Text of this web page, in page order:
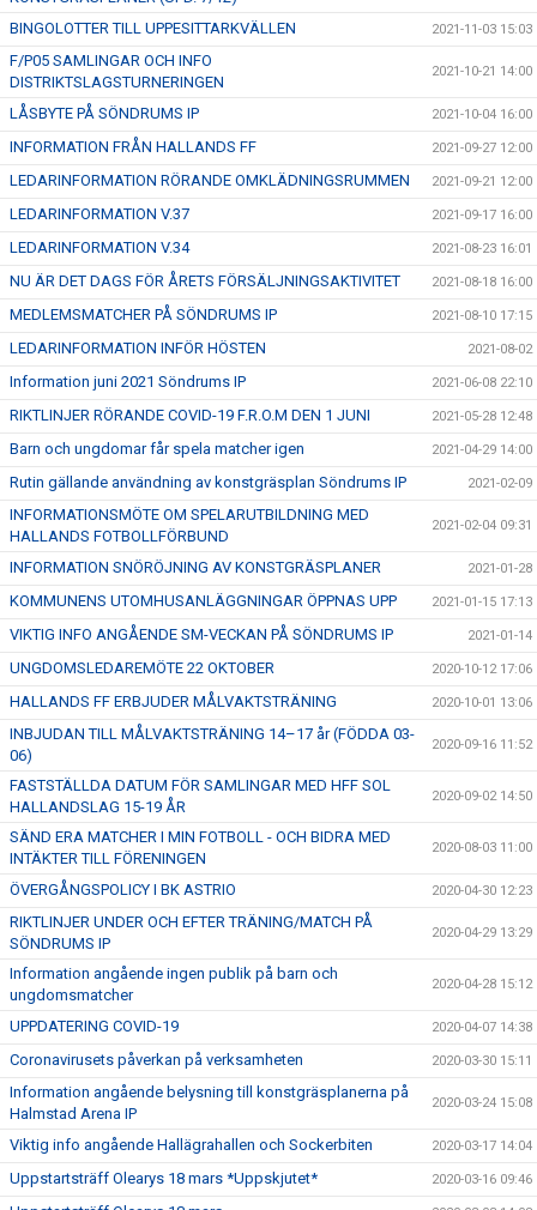
BINGOLOTTER TILL UPPESITTARKVÄLLEN
2021-11-03 15:03
F/P05 SAMLINGAR OCH INFO
DISTRIKTSLAGSTURNERINGEN
2021-10-21 14:00
LÅSBYTE PÅ SÖNDRUMS IP 2021-10-04 16:00
INFORMATION FRÅN HALLANDS FF 2021-09-27 12:00
LEDARINFORMATION RÖRANDE OMKLÄDNINGSRUMMEN 2021-09-21 12:00
LEDARINFORMATION V.37 2021-09-17 16:00
LEDARINFORMATION V.34 2021-08-23 16:01
NU ÄR DET DAGS FÖR ÅRETS FÖRSÄLJNINGSAKTIVITET 2021-08-18 16:00
MEDLEMSMATCHER PÅ SÖNDRUMS IP 2021-08-10 17:15
LEDARINFORMATION INFÖR HÖSTEN 2021-08-02
Information juni 2021 Söndrums IP 2021-06-08 22:10
RIKTLINJER RÖRANDE COVID-19 F.R.O.M DEN 1 JUNI 2021-05-28 12:48
Barn och ungdomar får spela matcher igen 2021-04-29 14:00
Rutin gällande användning av konstgräsplan Söndrums IP 2021-02-09
INFORMATIONSMÖTE OM SPELARUTBILDNING MED
HALLANDS FOTBOLLFÖRBUND
2021-02-04 09:31
INFORMATION SNÖRÖJNING AV KONSTGRÄSPLANER 2021-01-28
KOMMUNENS UTOMHUSANLÄGGNINGAR ÖPPNAS UPP 2021-01-15 17:13
VIKTIG INFO ANGÅENDE SM-VECKAN PÅ SÖNDRUMS IP 2021-01-14
UNGDOMSLEDAREMÖTE 22 OKTOBER 2020-10-12 17:06
HALLANDS FF ERBJUDER MÅLVAKTSTRÄNING 2020-10-01 13:06
INBJUDAN TILL MÅLVAKTSTRÄNING 14–17 år (FÖDDA 03-
06)
2020-09-16 11:52
FASTSTÄLLDA DATUM FÖR SAMLINGAR MED HFF SOL
HALLANDSLAG 15-19 ÅR
2020-09-02 14:50
SÄND ERA MATCHER I MIN FOTBOLL - OCH BIDRA MED
INTÄKTER TILL FÖRENINGEN
2020-08-03 11:00
ÖVERGÅNGSPOLICY I BK ASTRIO 2020-04-30 12:23
RIKTLINJER UNDER OCH EFTER TRÄNING/MATCH PÅ
SÖNDRUMS IP
2020-04-29 13:29
Information angående ingen publik på barn och
ungdomsmatcher
2020-04-28 15:12
UPPDATERING COVID-19 2020-04-07 14:38
Coronavirusets påverkan på verksamheten 2020-03-30 15:11
Information angående belysning till konstgräsplanerna på
Halmstad Arena IP
2020-03-24 15:08
Viktig info angående Hallägrahallen och Sockerbiten 2020-03-17 14:04
Uppstartsträff Olearys 18 mars *Uppskjutet* 2020-03-16 09:46